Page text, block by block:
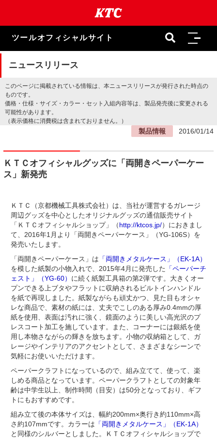
ま
キ
ツールオフィシャルサイト
ニュースリリース
このページに掲載されている情報は、本ニュースリリースが発行された時点の
ものです。
価格・仕様・サイズ・カラー・セット入組内容等は、製品発売後に変更される
可能性があります。
（表示価格に消費税は含まれておりません。）
製品情報 2016/01/14
ＫＴＣオフィシャルグッズに「両開きペーパーケー
ス」新発売
ＫＴＣ（京都機械工具株式会社）は、当社が運営するガレージ
周辺グッズを中心としたオリジナルグッズの通信販売サイト
「ＫＴＣオフィシャルショップ」（http://ktcos.jp/）におきまし
て、2016年1月より「両開きペーパーケース」（YG-106S）を
発売いたします。
「両開きペーパーケース」は 「両開きメタルケース」（EK-1A）
を模した紙製の小物入れで、2015年4月に発売した
「ペーパーチ
ェスト」（YG-60） に続く紙製工具箱の第2弾です。大きくオー
プンできる上ブタやフラットに収納されるビルトインハンドル
を紙で再現しました。紙製ながらも頑丈かつ、見た目もオシャ
レな商品で、素材の紙には、丈夫でこしのある厚み0.4mmの厚
紙を使用、表面は汚れに強く、鏡面のように美しい高光沢のプ
レスコート加工を施しています。また、コーナーには銀紙を使
用し本物さながらの輝きを放ちます。小物の収納箱として、ガ
レージやインテリアのアクセントとして、さまざまなシーンで
気軽にお使いいただけます。
ペーパークラフトになっているので、組み立てて、使って、楽
しめる商品となっています。ペーパークラフトとしての対象年
齢は中学生以上、制作時間（目安）は50分となっており、ギフ
トにもおすすめです。
組み立て後の本体サイズは、幅約200mm×奥行き約110mm×高
さ約107mmです。カラーは 「両開きメタルケース」（EK-1A）
と同様のシルバーとしました。ＫＴＣオフィシャルショップで